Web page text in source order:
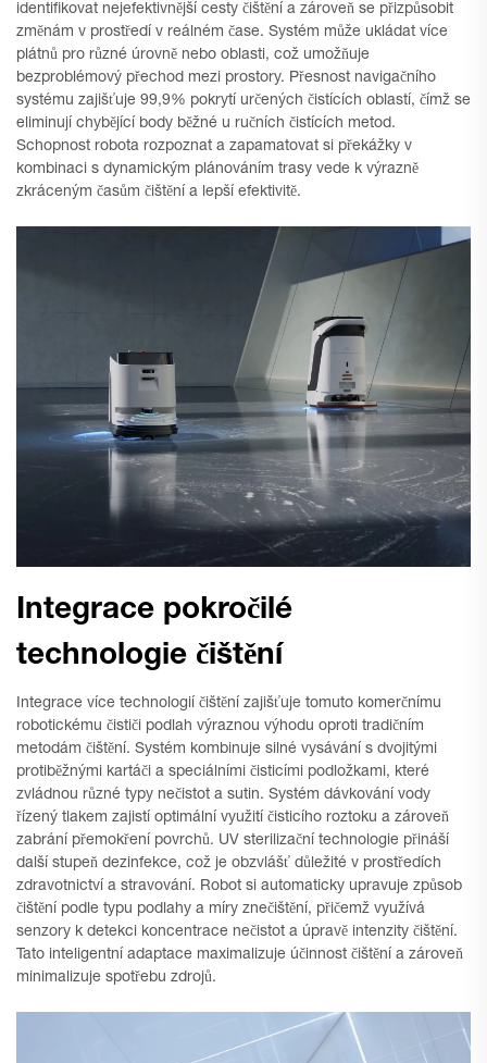
identifikovat nejefektivnější cesty čištění a zároveň se přizpůsobit
změnám v prostředí v reálném čase. Systém může ukládat více
plátnů pro různé úrovně nebo oblasti, což umožňuje
bezproblémový přechod mezi prostory. Přesnost navigačního
systému zajišťuje 99,9% pokrytí určených čistících oblastí, čímž se
eliminují chybějící body běžné u ručních čistících metod.
Schopnost robota rozpoznat a zapamatovat si překážky v
kombinaci s dynamickým plánováním trasy vede k výrazně
zkráceným časům čištění a lepší efektivitě.
Integrace pokročilé
technologie čištění
Integrace více technologií čištění zajišťuje tomuto komerčnímu
robotickému čističi podlah výraznou výhodu oproti tradičním
metodám čištění. Systém kombinuje silné vysávání s dvojitými
protiběžnými kartáči a speciálními čisticími podložkami, které
zvládnou různé typy nečistot a sutin. Systém dávkování vody
řízený tlakem zajistí optimální využití čisticího roztoku a zároveň
zabrání přemokření povrchů. UV sterilizační technologie přináší
další stupeň dezinfekce, což je obzvlášť důležité v prostředích
zdravotnictví a stravování. Robot si automaticky upravuje způsob
čištění podle typu podlahy a míry znečištění, přičemž využívá
senzory k detekci koncentrace nečistot a úpravě intenzity čištění.
Tato inteligentní adaptace maximalizuje účinnost čištění a zároveň
minimalizuje spotřebu zdrojů.